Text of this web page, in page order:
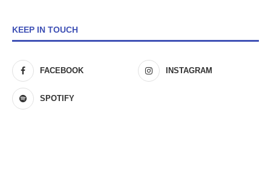
KEEP IN TOUCH
FACEBOOK INSTAGRAM
SPOTIFY